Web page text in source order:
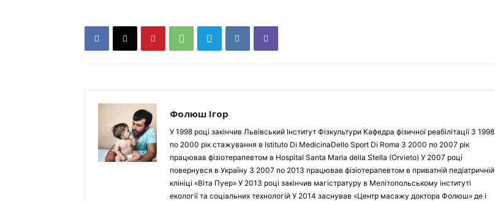
Фолюш Ігор
У 1998 році закінчив Львівський Інститут Фізкультури Кафедра фізичної реабілітації З 1998
по 2000 рік стажування в Istituto Di MedicinaDello Sport Di Roma З 2000 по 2007 рік
працював фізіотерапевтом в Hospital Santa Maria della Stella (Orvieto) У 2007 році
повернувся в Україну З 2007 по 2013 працював фізіотерапевтом в приватній педіатричній
клініці «Віта Пуер» У 2013 році закінчив магістратуру в Мелітопольському інституті
екології та соціальних технологій У 2014 заснував «Центр масажу доктора Фолюш» де і